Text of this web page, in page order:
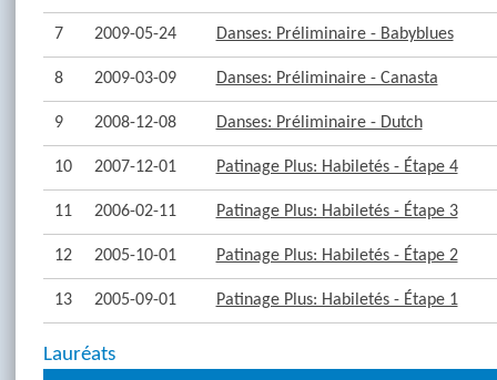
7 2009-05-24 Danses: Préliminaire - Babyblues
8 2009-03-09 Danses: Préliminaire - Canasta
9 2008-12-08 Danses: Préliminaire - Dutch
10 2007-12-01 Patinage Plus: Habiletés - Étape 4
11 2006-02-11 Patinage Plus: Habiletés - Étape 3
12 2005-10-01 Patinage Plus: Habiletés - Étape 2
13 2005-09-01 Patinage Plus: Habiletés - Étape 1
Lauréats